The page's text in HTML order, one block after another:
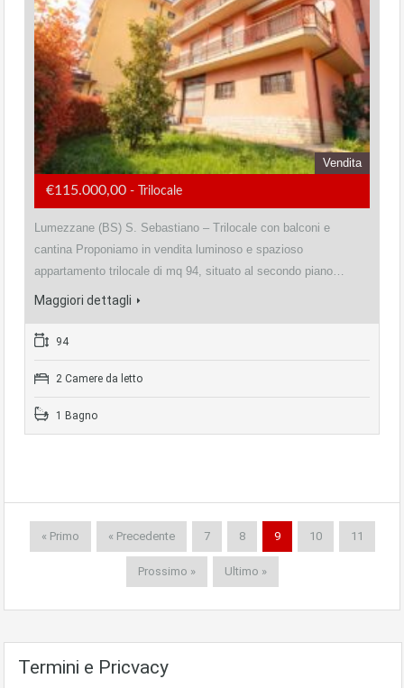
Vendita
€115.000,00 - Trilocale
Lumezzane (BS) S. Sebastiano – Trilocale con balconi e
cantina Proponiamo in vendita luminoso e spazioso
appartamento trilocale di mq 94, situato al secondo piano…
Maggiori dettagli
94
2 Camere da letto
1 Bagno
« Primo « Precedente 7 8 9 10 11
Prossimo » Ultimo »
Termini e Pricvacy